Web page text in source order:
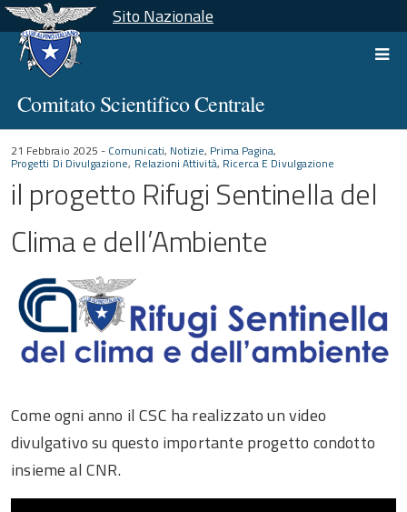
Sito Nazionale
Comitato Scientifico Centrale
21 Febbraio 2025 - Comunicati, Notizie, Prima Pagina,
Progetti Di Divulgazione, Relazioni Attività, Ricerca E Divulgazione
il progetto Rifugi Sentinella del
Clima e dell’Ambiente
Come ogni anno il CSC ha realizzato un video
divulgativo su questo importante progetto condotto
insieme al CNR.